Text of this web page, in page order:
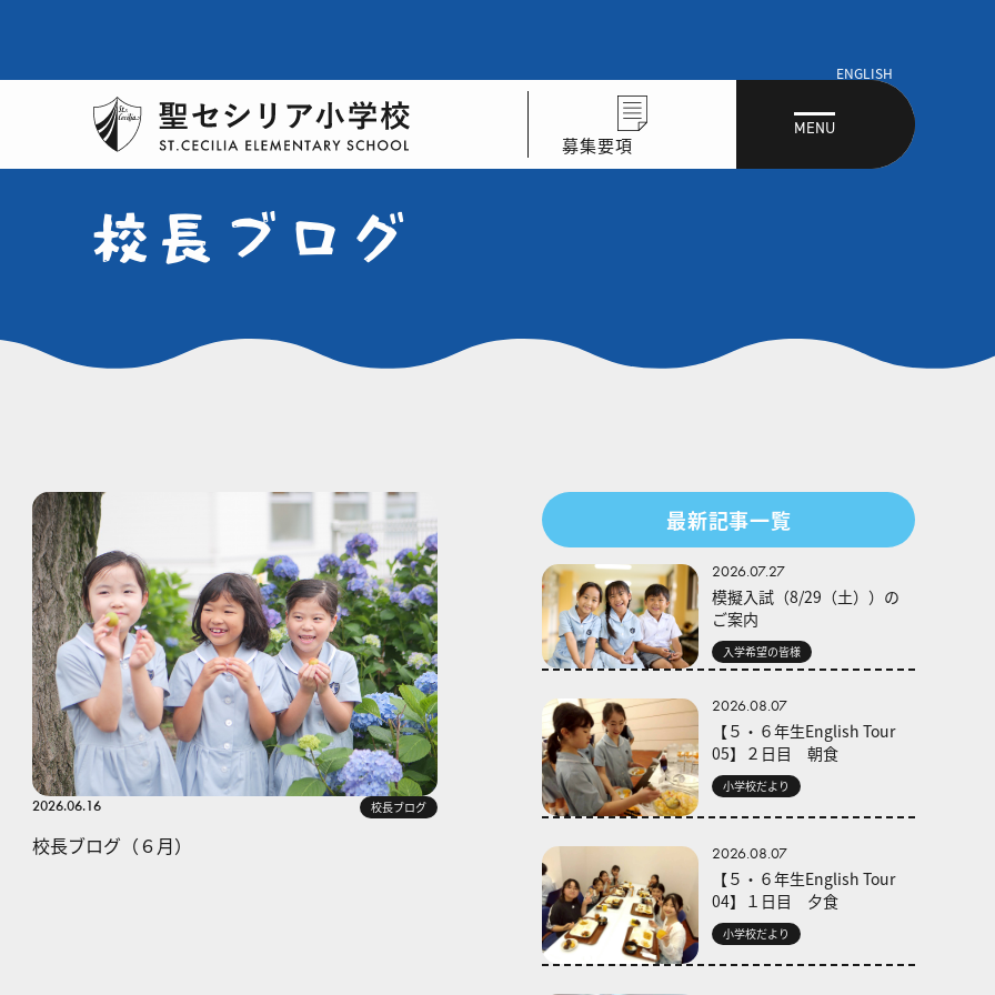
ENGLISH
募集要項
MENU
校長ブログ
2026.06.16 校長ブログ
校長ブログ（６月）
最新記事一覧
2026.07.27
模擬入試（8/29（土））の
ご案内
入学希望の皆様
2026.08.07
【５・６年生English Tour
05】２日目 朝食
小学校だより
2026.08.07
【５・６年生English Tour
04】１日目 夕食
小学校だより